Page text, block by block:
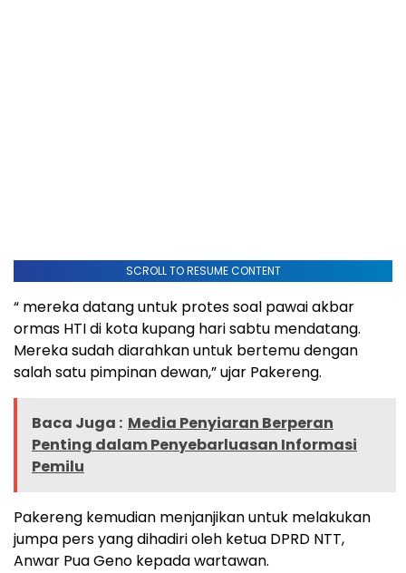
SCROLL TO RESUME CONTENT
“ mereka datang untuk protes soal pawai akbar
ormas HTI di kota kupang hari sabtu mendatang.
Mereka sudah diarahkan untuk bertemu dengan
salah satu pimpinan dewan,” ujar Pakereng.
Baca Juga : Media Penyiaran Berperan
Penting dalam Penyebarluasan Informasi
Pemilu
Pakereng kemudian menjanjikan untuk melakukan
jumpa pers yang dihadiri oleh ketua DPRD NTT,
Anwar Pua Geno kepada wartawan.